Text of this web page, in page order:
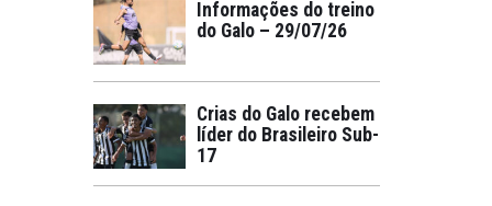
Informações do treino
do Galo – 29/07/26
Crias do Galo recebem
líder do Brasileiro Sub-
17